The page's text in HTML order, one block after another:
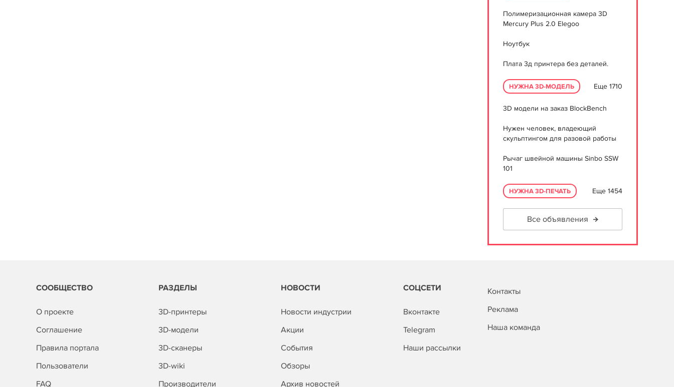
Полимеризационная камера 3D
Mercury Plus 2.0 Elegoo
Ноутбук
Плата 3д принтера без деталей.
НУЖНА 3D-МОДЕЛЬ Еще 1710
3D модели на заказ BlockBench
Нужен человек, владеющий
скульптингом для разовой работы
Рычаг швейной машины Sinbo SSW
101
НУЖНА 3D-ПЕЧАТЬ Еще 1454
Все объявления
СООБЩЕСТВО
О проекте
Соглашение
Правила портала
Пользователи
FAQ
РАЗДЕЛЫ
3D-принтеры
3D-модели
3D-сканеры
3D-wiki
Производители
НОВОСТИ
Новости индустрии
Акции
События
Обзоры
Архив новостей
СОЦСЕТИ
Вконтакте
Telegram
Наши рассылки
Контакты
Реклама
Наша команда